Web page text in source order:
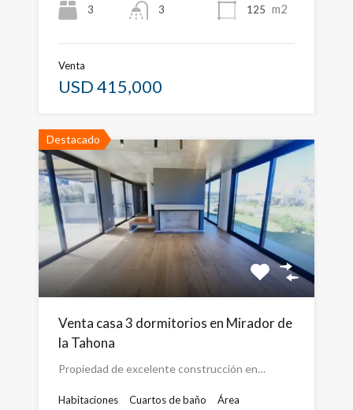
3
3
125 m2
Venta
USD 415,000
Destacado
Venta casa 3 dormitorios en Mirador de
la Tahona
Propiedad de excelente construcción en…
Habitaciones
Cuartos de baño
Área